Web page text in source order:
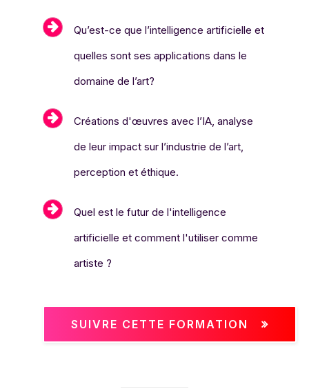
Qu’est-ce que l’intelligence artificielle et
quelles sont ses applications dans le
domaine de l’art?
Créations d'œuvres avec l’IA, analyse
de leur impact sur l’industrie de l’art,
perception et éthique.
Quel est le futur de l'intelligence
artificielle et comment l'utiliser comme
artiste ?
SUIVRE CETTE FORMATION